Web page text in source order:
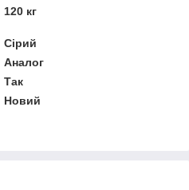
120 кг
Сірий
Аналог
Так
Новий